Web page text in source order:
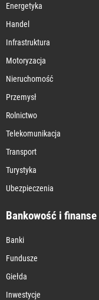
Energetyka
Handel
Infrastruktura
Motoryzacja
Nieruchomość
Przemysł
Rolnictwo
Telekomunikacja
Transport
Turystyka
Ubezpieczenia
Bankowość i finanse
Banki
Fundusze
Giełda
Inwestycje